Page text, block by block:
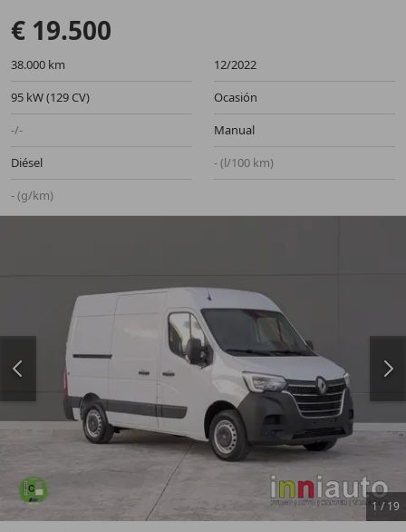
€ 19.500
38.000 km
12/2022
95 kW (129 CV)
Ocasión
-/-
Manual
Diésel
- (l/100 km)
- (g/km)
1 /19